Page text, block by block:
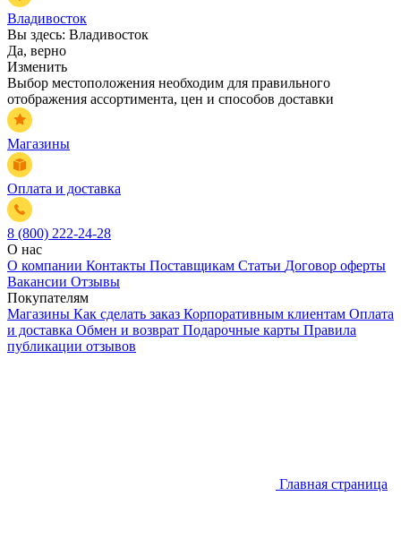
Владивосток
Вы здесь: Владивосток
Да, верно
Изменить
Выбор местоположения необходим для правильного
отображения ассортимента, цен и способов доставки
Магазины
Оплата и доставка
8 (800) 222-24-28
О нас
О компании Контакты Поставщикам Статьи Договор оферты
Вакансии Отзывы
Покупателям
Магазины Как сделать заказ Корпоративным клиентам Оплата
и доставка Обмен и возврат Подарочные карты Правила
публикации отзывов
Главная страница